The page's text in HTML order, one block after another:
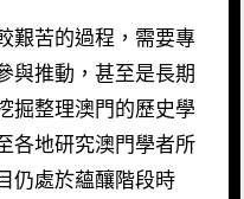
艱苦的過程，需要專
與推動，甚至是長期
掘整理澳門的歷史學
各地研究澳門學者所
仍處於蘊釀階段時